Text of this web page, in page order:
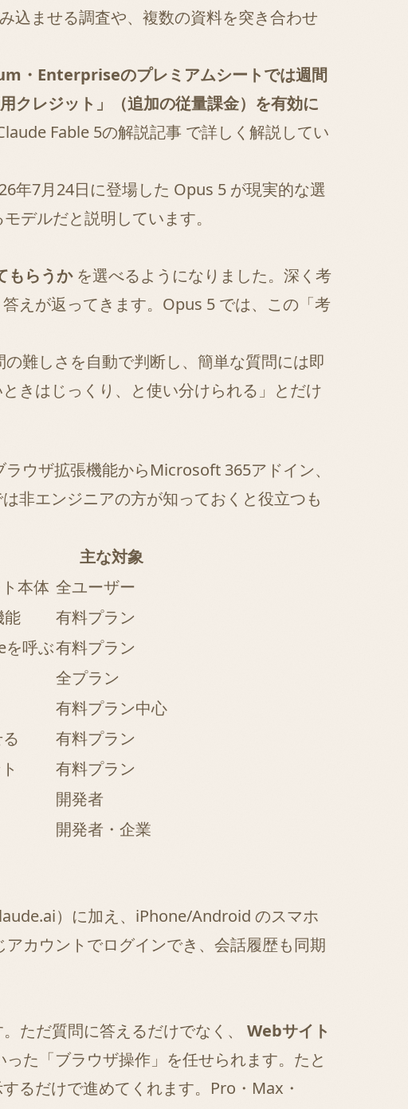
込ませる調査や、複数の資料を突き合わせ
・Enterpriseのプレミアムシートでは週間
レジット」（追加の従量課金）を有効に
Fable 5の解説記事 で詳しく解説してい
年7月24日に登場した Opus 5 が現実的な選
デルだと説明しています。
もらうかを選べるようになりました。深く考
えが返ってきます。Opus 5 では、この「考
難しさを自動で判断し、簡単な質問には即
きはじっくり、と使い分けられる」とだけ
ウザ拡張機能からMicrosoft 365アドイン、
非エンジニアの方が知っておくと役立つも
主な対象
本体 全ユーザー
能
有料プラン
呼ぶ有料プラン
全プラン
有料プラン中心
有料プラン
有料プラン
開発者
開発者・企業
）に加え、iPhone/Android のスマホ
カウントでログインでき、会話履歴も同期
ただ質問に答えるだけでなく、 Webサイト
った「ブラウザ操作」を任せられます。たと
るだけで進めてくれます。Pro・Max・